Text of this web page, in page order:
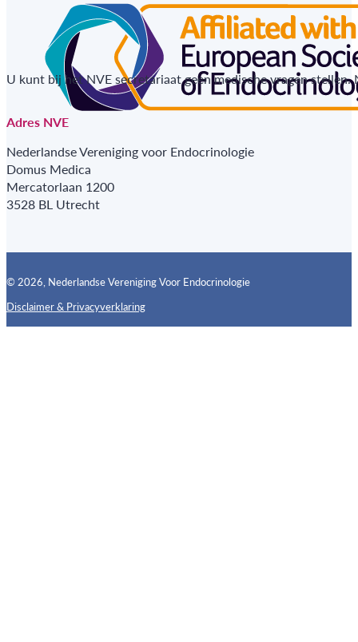
U kunt bij het NVE secretariaat geen medische vragen
Adres NVE
Nederlandse Vereniging voor Endocrinologie
Domus Medica
Mercatorlaan 1200
3528 BL Utrecht
© 2026, Nederlandse Vereniging Voor Endocrinologie
Disclaimer & PrivacyverklaringFollow us on X